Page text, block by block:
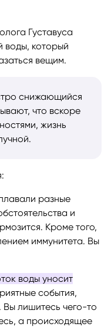
Густавуса
воды, который
вещим.
снижающийся
что вскоре
жизнь
разные
и
Кроме того,
иммунитета. Вы
воды уносит
события,
Вы лишитесь чего-то
а происходящее